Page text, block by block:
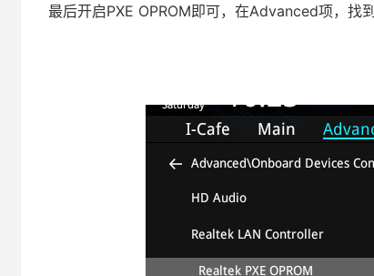
最后开启PXE OPROM即可，在Advanced项，找到